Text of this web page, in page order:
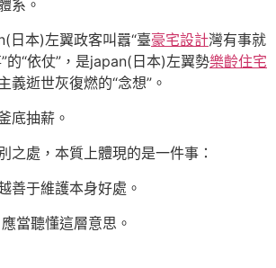
系。
日本)左翼政客叫囂“臺豪宅設計灣有事就
的“依仗”，是japan(日本)左翼勢樂齡住宅
義逝世灰復燃的“念想”。
底抽薪。
之處，本質上體現的是一件事：
善于維護本身好處。
當聽懂這層意思。